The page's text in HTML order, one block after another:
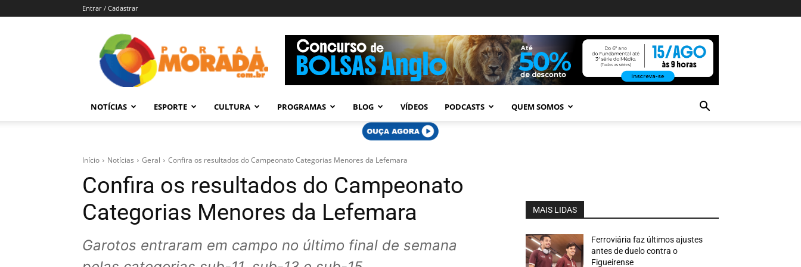
Entrar / Cadastrar
Morada
–
Araraquara
NOTÍCIAS ESPORTE CULTURA PROGRAMAS BLOG VÍDEOS PODCASTS QUEM SOMOS
Início Notícias Geral Confira os resultados do Campeonato Categorias Menores da Lefemara
Confira os resultados do Campeonato
Categorias Menores da Lefemara
Garotos entraram em campo no último final de semana
MAIS LIDAS
Ferroviária faz últimos ajustes
antes de duelo contra o
Figueirense